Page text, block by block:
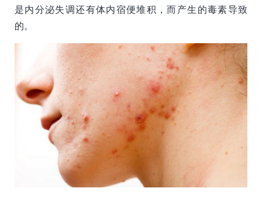
是内分泌失调还有体内宿便堆积，而产生的毒素导致
的。